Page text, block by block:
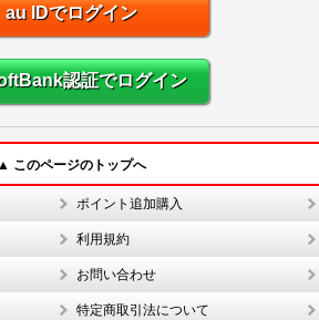
au IDでログイン
認証でログイン
▲ このページのトップへ
ポイント追加購入
利用規約
お問い合わせ
特定商取引法について